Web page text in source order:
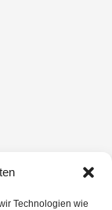
Technologien wie